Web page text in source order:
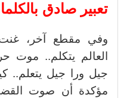
تعبير صادق
وفي مقطع آخر،
العالم يتكلم.. موت
جيل ورا جيل يتعلم..
مؤكدة أن صوت